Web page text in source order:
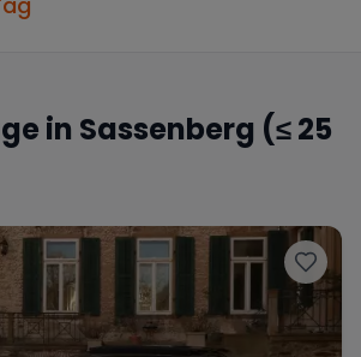
Lamborghini
in Sassenberg (≤ 25